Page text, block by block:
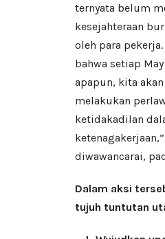
ternyata belum
kesejahteraan
oleh para
bahwa setiap
apapun, kita
melakukan
ketidakadilan
diwawancarai,
Dalam aksi
tujuh tuntutan